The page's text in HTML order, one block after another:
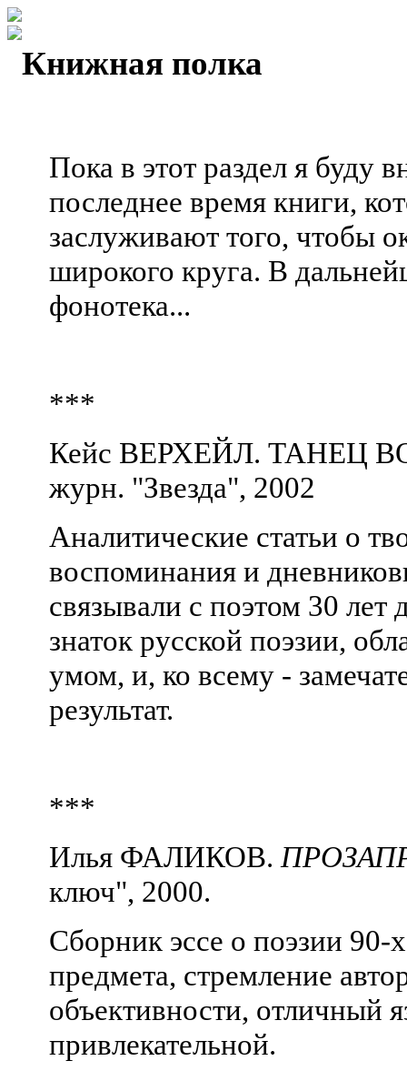
Книжная полка
Пока в этот раздел я буду
последнее время книги,
заслуживают того, чтобы
широкого круга. В
фонотека...
***
Кейс ВЕРХЕЙЛ. ТАНЕЦ
журн. "Звезда", 2002
Аналитические статьи о
воспоминания и
связывали с поэтом 30
знаток русской поэзии,
умом, и, ко всему -
результат.
***
Илья ФАЛИКОВ.
ключ", 2000.
Сборник эссе о поэзии
предмета, стремление
объективности, отличный
привлекательной.